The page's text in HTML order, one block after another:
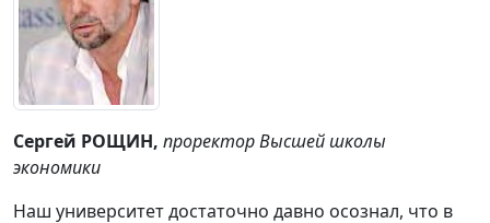
Сергей РОЩИН, проректор Высшей школы
экономики
Наш университет достаточно давно осознал, что в